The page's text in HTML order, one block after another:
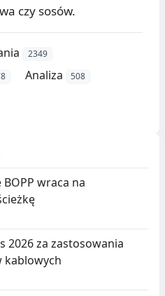
czy sosów.
2349
Analiza 508
wraca na
2026 za zastosowania
kablowych